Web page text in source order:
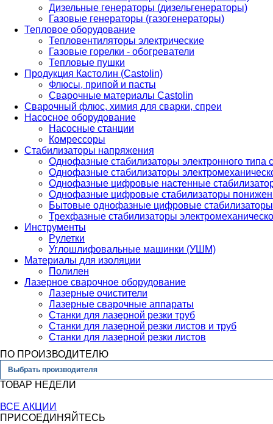
Дизельные генераторы (дизельгенераторы)
Газовые генераторы (газогенераторы)
Тепловое оборудование
Тепловентиляторы электрические
Газовые горелки - обогреватели
Тепловые пушки
Продукция Кастолин (Castolin)
Флюсы, припой и пасты
Сварочные материалы Castolin
Сварочный флюс, химия для сварки, спреи
Насосное оборудование
Насосные станции
Комрессоры
Стабилизаторы напряжения
Однофазные стабилизаторы электронного
Однофазные стабилизаторы
Однофазные цифровые настенные
Однофазные цифровые стабилизаторы
Бытовые однофазные цифровые стабилизаторы
Трехфазные стабилизаторы
Инструменты
Рулетки
Углошлифовальные машинки (УШМ)
Материалы для изоляции
Полилен
Лазерное сварочное оборудование
Лазерные очистители
Лазерные сварочные аппараты
Станки для лазерной резки труб
Станки для лазерной резки листов и труб
Станки для лазерной резки листов
ПО ПРОИЗВОДИТЕЛЮ
Выбрать производителя
ТОВАР НЕДЕЛИ
ВСЕ АКЦИИ
ПРИСОЕДИНЯЙТЕСЬ